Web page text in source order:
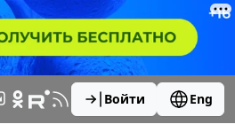
Войти Eng